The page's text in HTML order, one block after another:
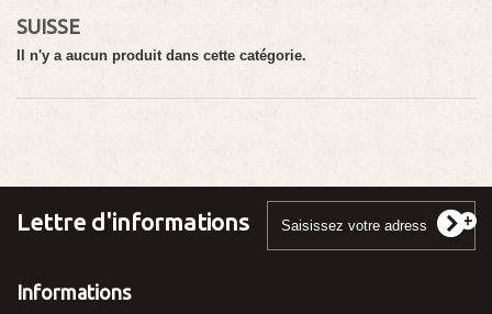
SUISSE
Il n'y a aucun produit dans cette catégorie.
Lettre d'informations
Informations